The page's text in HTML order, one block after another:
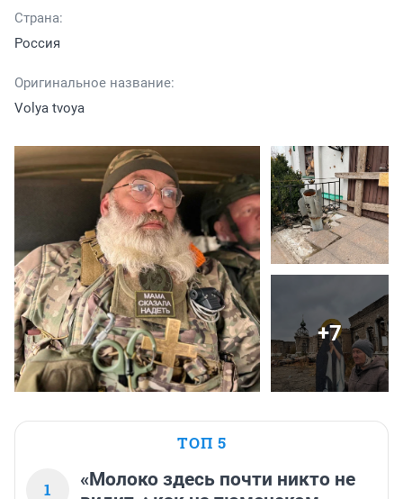
Страна:
Россия
Оригинальное название:
Volya tvoya
+7
ТОП 5
1
«Молоко здесь почти никто не